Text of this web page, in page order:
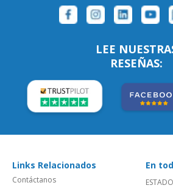
LEE
RESEÑAS:
Links Relacionados
Contáctanos
En